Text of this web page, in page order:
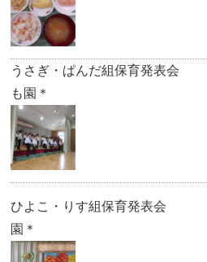
うさぎ・ぱんだ組保育発表会
も園＊
ひよこ・りす組保育発表会
園＊